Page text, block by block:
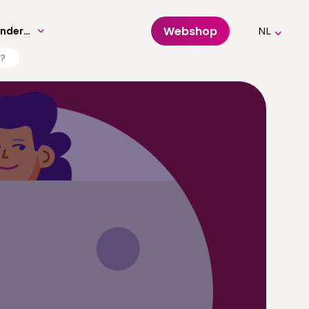
Volwassenenonderwijs Webshop NL